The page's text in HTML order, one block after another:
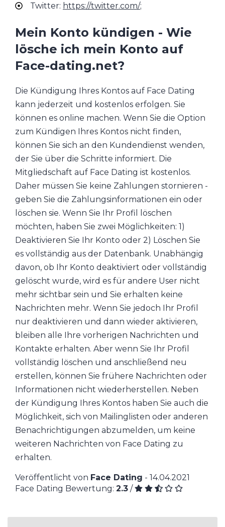
Twitter: https://twitter.com/;
Mein Konto kündigen - Wie
lösche ich mein Konto auf
Face-dating.net?
Die Kündigung Ihres Kontos auf Face Dating
kann jederzeit und kostenlos erfolgen. Sie
können es online machen. Wenn Sie die Option
zum Kündigen Ihres Kontos nicht finden,
können Sie sich an den Kundendienst wenden,
der Sie über die Schritte informiert. Die
Mitgliedschaft auf Face Dating ist kostenlos.
Daher müssen Sie keine Zahlungen stornieren -
geben Sie die Zahlungsinformationen ein oder
löschen sie. Wenn Sie Ihr Profil löschen
möchten, haben Sie zwei Möglichkeiten: 1)
Deaktivieren Sie Ihr Konto oder 2) Löschen Sie
es vollständig aus der Datenbank. Unabhängig
davon, ob Ihr Konto deaktiviert oder vollständig
gelöscht wurde, wird es für andere User nicht
mehr sichtbar sein und Sie erhalten keine
Nachrichten mehr. Wenn Sie jedoch Ihr Profil
nur deaktivieren und dann wieder aktivieren,
bleiben alle Ihre vorherigen Nachrichten und
Kontakte erhalten. Aber wenn Sie Ihr Profil
vollständig löschen und anschließend neu
erstellen, können Sie frühere Nachrichten oder
Informationen nicht wiederherstellen. Neben
der Kündigung Ihres Kontos haben Sie auch die
Möglichkeit, sich von Mailinglisten oder anderen
Benachrichtigungen abzumelden, um keine
weiteren Nachrichten von Face Dating zu
erhalten.
Veröffentlicht von Face Dating - 14.04.2021
Face Dating Bewertung: 2.3 /